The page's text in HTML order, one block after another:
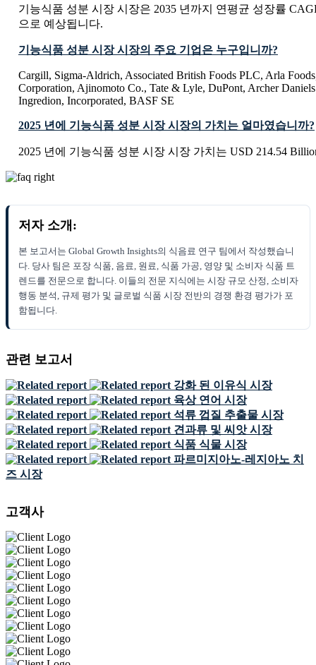
기능식품 성분 시장 시장은 2035 년까지 연평균 성장률
으로 예상됩니다.
기능식품 성분 시장 시장의 주요 기업은 누구입니까?
Cargill, Sigma-Aldrich, Associated British Foods PLC, Arla
Corporation, Ajinomoto Co., Tate & Lyle, DuPont, Archer
Ingredion, Incorporated, BASF SE
2025 년에 기능식품 성분 시장 시장의 가치는 얼마였습니까?
2025 년에 기능식품 성분 시장 시장 가치는 USD 214.54
저자 소개:
본 보고서는 Global Growth Insights의 식음료 연구 팀에서 작성했습니
다. 당사 팀은 포장 식품, 음료, 원료, 식품 가공, 영양 및 소비자 식품 트
렌드를 전문으로 합니다. 이들의 전문 지식에는 시장 규모 산정, 소비자
행동 분석, 규제 평가 및 글로벌 식품 시장 전반의 경쟁 환경 평가가 포
함됩니다.
관련 보고서
강화 된 이유식 시장
육상 연어 시장
석류 껍질 추출물 시장
견과류 및 씨앗 시장
식품 식물 시장
파르미지아노-레지아노 치
즈 시장
고객사